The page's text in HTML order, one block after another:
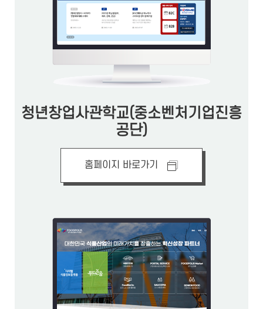
청년창업사관학교(중소벤처기업진흥
공단)
홈페이지 바로가기